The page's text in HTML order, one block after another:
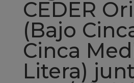
CEDER
(Bajo
Cinca
Litera)